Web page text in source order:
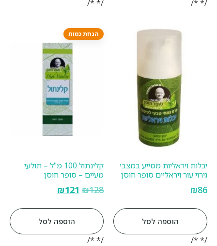
/* */
/* */
יבלות ויראליות מסייע במצבי
גירוי עור ויראליים סופר חוסן
₪86
הוספה לסל
/* */
הנחת כמות
קלינתול 100 מ"ל – תולעי
מעיים – סופר חוסן
₪128
₪121
הוספה לסל
/* */